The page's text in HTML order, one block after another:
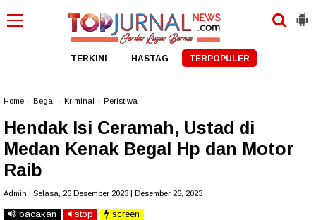
TERKINI HASTAG TERPOPULER
Home Begal Kriminal Peristiwa
Hendak Isi Ceramah, Ustad di
Medan Kenak Begal Hp dan Motor
Raib
Admin | Selasa, 26 Desember 2023 | Desember 26, 2023
bacakan stop screen